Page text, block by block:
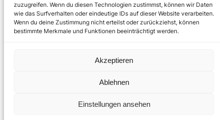
zuzugreifen. Wenn du diesen Technologien zustimmst, können wir Daten
wie das Surfverhalten oder eindeutige IDs auf dieser Website verarbeiten.
Wenn du deine Zustimmung nicht erteilst oder zurückziehst, können
bestimmte Merkmale und Funktionen beeinträchtigt werden.
Akzeptieren
Ablehnen
Einstellungen ansehen
Support us
© 2002 – 2026